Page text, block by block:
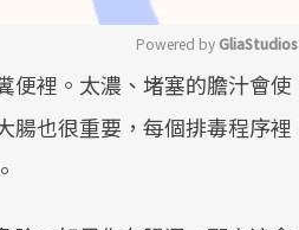
Mute
Powered by GliaStudios
便裡。太濃、堵塞的膽汁會使
腸也很重要，每個排毒程序裡